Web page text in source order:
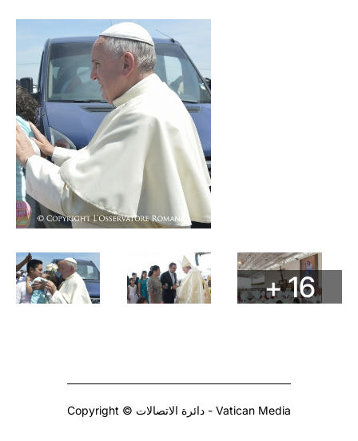
+ 16
Copyright © دائرة الاتصالات - Vatican Media